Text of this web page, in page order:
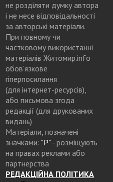
не розділяти думку автора
і не несе відповідальності
за авторські матеріали.
При повному чи
частковому використанні
матеріалів Житомир.info
обов’язкове
гіперпосилання
(для інтернет-ресурсів),
або письмова згода
редакції (для друкованих
видань)
Матеріали, позначені
значками: "Р"- розміщують
на правах реклами або
партнерства
РЕДАКЦІЙНА ПОЛІТИКА